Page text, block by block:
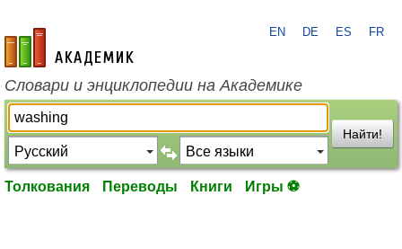
academic.ru
EN DE ES FR
Словари и энциклопедии на Академике
Найти!
Толкования Переводы Книги Игры ⚽